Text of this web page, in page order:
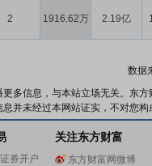
2 1916.62万 2.19亿
数据
多信息，与本站立场无关。东
并未经过本网站证实，不对您
券开户
关注东方财富
东方财富网微博